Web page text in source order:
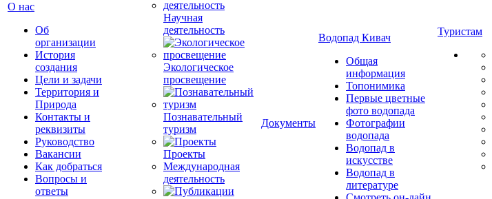
О нас
Об
организации
История
создания
Цели и задачи
Территория и
Природа
Контакты и
реквизиты
Руководство
Вакансии
Как добраться
Вопросы и
ответы
Научная
деятельность
Экологическое
просвещение
Познавательный
туризм
Проекты
Международная
деятельность
Документы
Водопад Кивач
Общая
информация
Топонимика
Первые цветные
фото водопада
Фотографии
водопада
Водопад в
искусстве
Водопад в
литературе
Туристам